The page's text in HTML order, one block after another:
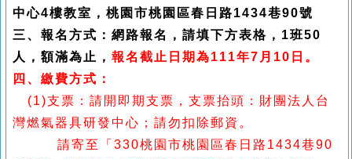
中心4樓教室，桃園市桃園區春日路1434巷90號
三、報名方式：網路報名，請填下方表格，1班50
人，額滿為止， 報名截止日期為111年7月10日。
四、繳費方式：
(1)支票：請開即期支票，支票抬頭：財團法人台
灣燃氣器具研發中心；請勿扣除郵資。
請寄至「330桃園市桃園區春日路1434巷90